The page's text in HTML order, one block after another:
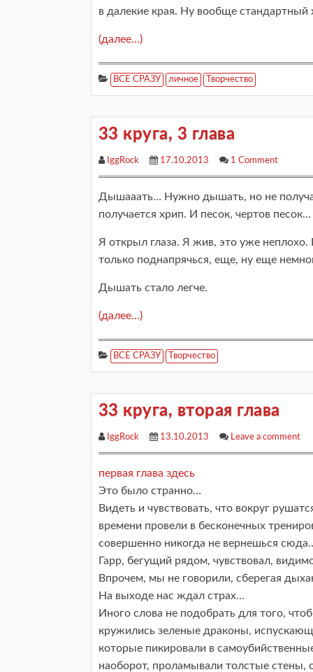
в далекие края. Ну вообще стандартный
(далее…)
ВСЕ СРАЗУ личное Творчество
33 круга, 3 глава
IggRock 17.10.2013 1 Comment
Дышааать… Нужно дышать, но не
получается хрип. И песок, чертов песок…
Я открыл глаза. Я жив, это уже
только поднапрячься, еще, ну еще
Дышать стало легче.
(далее…)
ВСЕ СРАЗУ Творчество
33 круга, вторая глава
IggRock 13.10.2013 Leave a comment
первая глава здесь
Это было странно…
Видеть и чувствовать, что вокруг
времени провели в бесконечных
совершенно никогда не вернешься
Гарр, бегущий рядом, чувствовал,
Впрочем, мы не говорили, сберегая
На выходе нас ждал страх…
Иного слова не подобрать для того,
кружились зеленые драконы,
которые пикировали в
наоборот, проламывали толстые стены,